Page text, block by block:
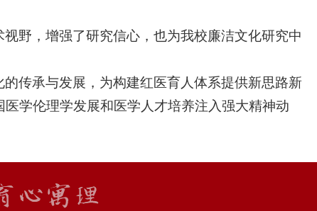
野，增强了研究信心，也为我校廉洁文化研究中
传承与发展，为构建红医育人体系提供新思路新
学伦理学发展和医学人才培养注入强大精神动